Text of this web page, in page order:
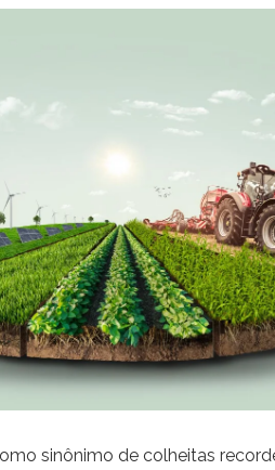
sinônimo de colheitas